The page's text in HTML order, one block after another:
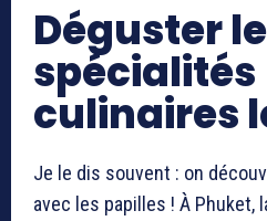
Déguster
spécialités
culinaires
Je le dis souvent : on
avec les papilles ! À Phuket,